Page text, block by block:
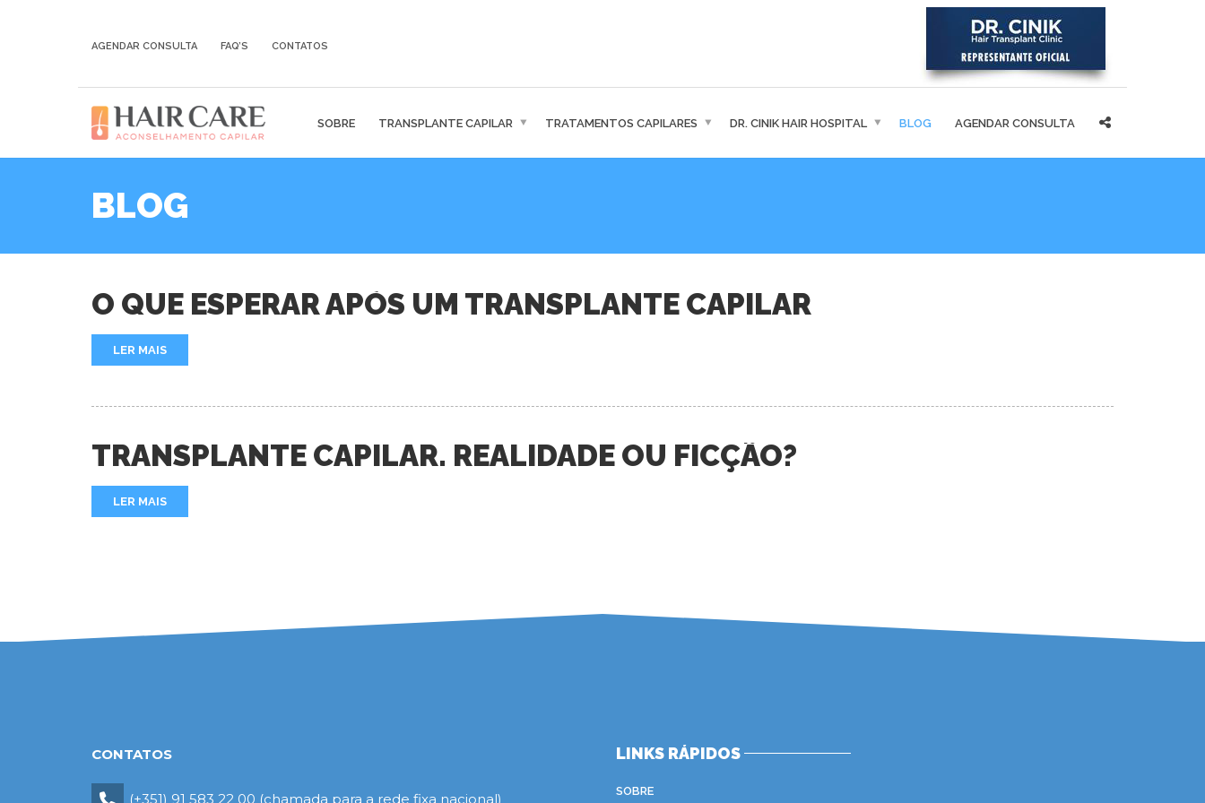
AGENDAR CONSULTA FAQ’S CONTATOS
SOBRE TRANSPLANTE CAPILAR TRATAMENTOS CAPILARES DR. CINIK HAIR HOSPITAL BLOG AGENDAR CONSULTA
BLOG
O QUE ESPERAR APÓS UM TRANSPLANTE CAPILAR
LER MAIS
TRANSPLANTE CAPILAR. REALIDADE OU FICÇÃO?
LER MAIS
CONTATOS
(+351) 91 583 22 00 (chamada para a rede fixa nacional)
LINKS RÁPIDOS
SOBRE